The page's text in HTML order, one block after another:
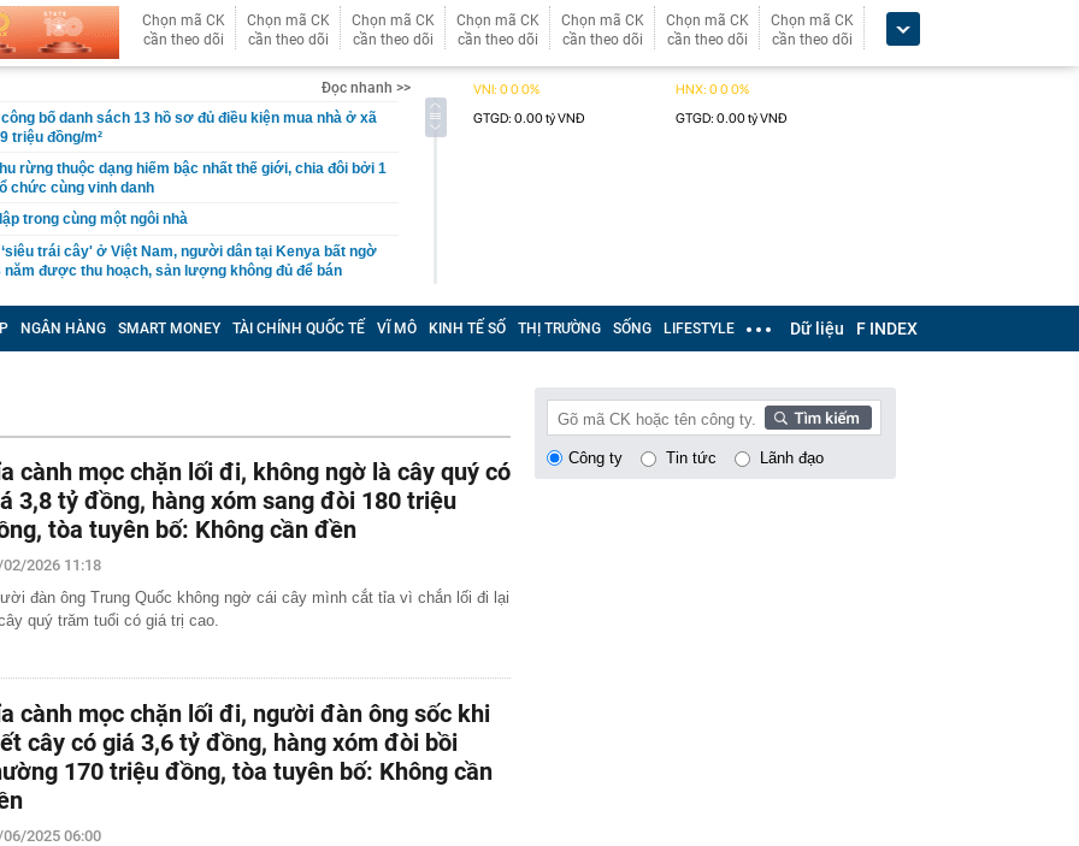
Chọn mã CK
cần theo dõi
Chọn mã CK
cần theo dõi
Chọn mã CK
cần theo dõi
Chọn mã CK
cần theo dõi
Chọn mã CK
cần theo dõi
Chọn mã CK
cần theo dõi
Chọn mã CK
cần theo dõi
Đọc nhanh >>
công bố danh sách 13 hồ sơ đủ điều kiện mua nhà ở xã
triệu đồng/m²
rừng thuộc dạng hiếm bậc nhất thế giới, chia đôi bởi 1
chức cùng vinh danh
trong cùng một ngôi nhà
trái cây' ở Việt Nam, người dân tại Kenya bất ngờ
được thu hoạch, sản lượng không đủ để bán
xong KHÔNG NÊN vứt vỏ?
viện đạt doanh thu gần 1.000 tỷ đồng chỉ trong nửa
gần 200 tỷ đưa công nghệ tiên tiến nhất thế giới về
núi ít người biết cao hơn 3.000 m: Sở hữu rừng đỗ
nhất Tây Bắc, mùa đông phủ băng giá trắng xóa
trạm y tế ở Đắk Lắk
tịch xinh đẹp sinh năm 1999 ra sao?
USD từ xe điện năm 2025-2026, ước tính lỗ thêm 3,3 tỷ
2027
thép lỗ lũy kế hơn 3.800 tỷ, khoản phải trả nhóm Vin
tỷ đồng
chứng khoán Việt Nam đón một thông tin quan
bố áp thuế 20% với tài sản uỷ thác ở nước ngoài,
nhào' tìm cách nộp tiền
"bốc đầu" kịch trần 5 phiên liên tiếp sau khi báo lãi
hơn 9.200 tỷ đồng trong nửa cuối năm 2026: Động lực
NGÂN HÀNG SMART MONEY TÀI CHÍNH QUỐC TẾ VĨ MÔ KINH TẾ SỐ THỊ TRƯỜNG SỐNG LIFESTYLE Dữ liệu F INDEX
cành mọc chặn lối đi, không ngờ là cây quý có
3,8 tỷ đồng, hàng xóm sang đòi 180 triệu
tòa tuyên bố: Không cần đền
02/2026 11:18
đàn ông Trung Quốc không ngờ cái cây mình cắt tỉa vì chắn lối đi lại
quý trăm tuổi có giá trị cao.
cành mọc chặn lối đi, người đàn ông sốc khi
cây có giá 3,6 tỷ đồng, hàng xóm đòi bồi
170 triệu đồng, tòa tuyên bố: Không cần
2025 06:00
Công ty Tin tức Lãnh đạo